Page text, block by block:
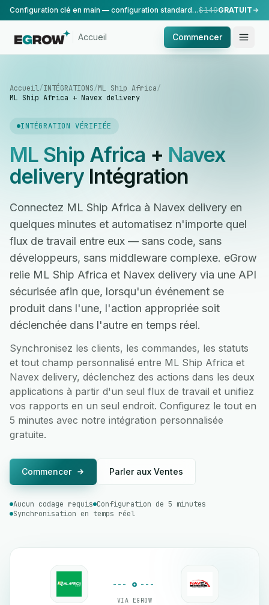
Configuration clé en main — configuration standard, réalisée par notre équipe.$149GRATUIT
Accueil Commencer
Accueil/INTÉGRATIONS/ML Ship Africa/
ML Ship Africa + Navex delivery
INTÉGRATION VÉRIFIÉE
ML Ship Africa + Navex
deliveryIntégration
Connectez ML Ship Africa à Navex delivery en
quelques minutes et automatisez n'importe quel
flux de travail entre eux — sans code, sans
développeurs, sans middleware complexe. eGrow
relie ML Ship Africa et Navex delivery via une API
sécurisée afin que, lorsqu'un événement se
produit dans l'une, l'action appropriée soit
déclenchée dans l'autre en temps réel.
Synchronisez les clients, les commandes, les statuts
et tout champ personnalisé entre ML Ship Africa et
Navex delivery, déclenchez des actions dans les deux
applications à partir d'un seul flux de travail et unifiez
vos rapports en un seul endroit. Configurez le tout en
5 minutes avec notre intégration personnalisée
gratuite.
Commencer Parler aux Ventes
Aucun codage requis Configuration de 5 minutes
Synchronisation en temps réel
VIA EGROW